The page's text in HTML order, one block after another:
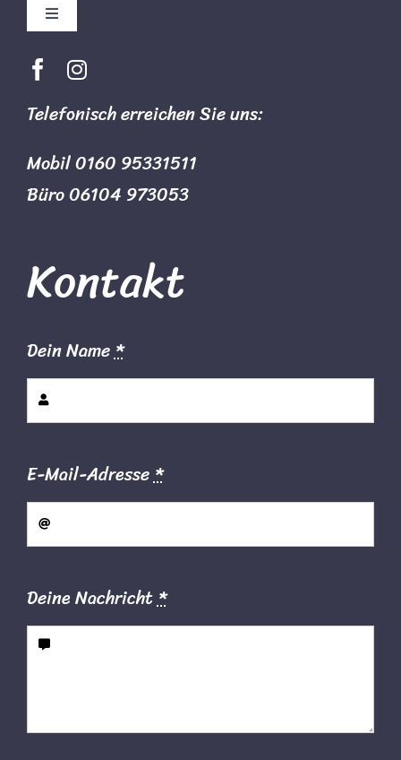
Toggle
Impressum
Datenschutz
Telefonisch erreichen Sie uns:
Mobil 0160 95331511
Büro 06104 973053
Kontakt
Dein Name*
E-Mail-Adresse*
Deine Nachricht*